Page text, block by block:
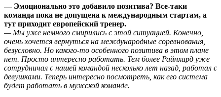
— Эмоционально это добавило позитива? Все-таки
команда пока не допущена к международным стартам, а
тут приходит европейский тренер.
— Мы уже немного смирились с этой ситуацией. Конечно,
очень хочется вернуться на международные соревнования,
безусловно. Но какого-то особенного позитива в этом плане
нет. Просто интересно работать. Тем более Райнхард уже
сотрудничал с нашей командой несколько лет назад, работал с
девушками. Теперь интересно посмотреть, как его система
будет работать в мужской команде.